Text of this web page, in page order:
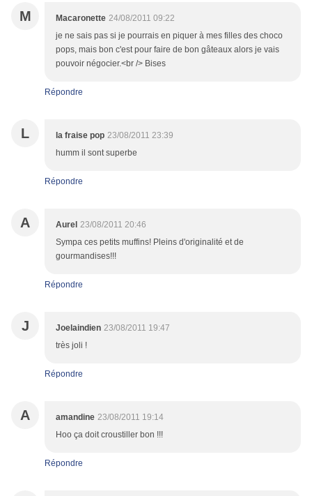
M Macaronette 24/08/2011 09:22
je ne sais pas si je pourrais en piquer à mes filles des choco
pops, mais bon c'est pour faire de bon gâteaux alors je vais
pouvoir négocier.<br /> Bises
Répondre
L la fraise pop 23/08/2011 23:39
humm il sont superbe
Répondre
A Aurel 23/08/2011 20:46
Sympa ces petits muffins! Pleins d'originalité et de
gourmandises!!!
Répondre
J Joelaindien 23/08/2011 19:47
très joli !
Répondre
A amandine 23/08/2011 19:14
Hoo ça doit croustiller bon !!!
Répondre